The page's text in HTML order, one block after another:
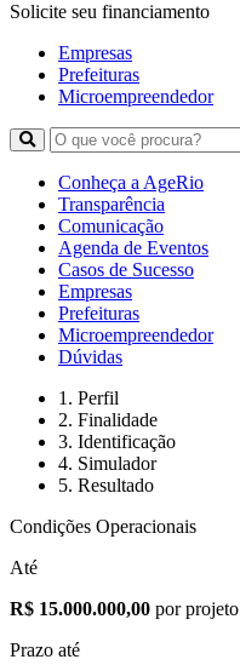
Solicite seu financiamento
Empresas
Prefeituras
Microempreendedor
Conheça a AgeRio
Transparência
Comunicação
Agenda de Eventos
Casos de Sucesso
Empresas
Prefeituras
Microempreendedor
Dúvidas
1. Perfil
2. Finalidade
3. Identificação
4. Simulador
5. Resultado
Condições Operacionais
Até
R$ 15.000.000,00 por projeto
Prazo até